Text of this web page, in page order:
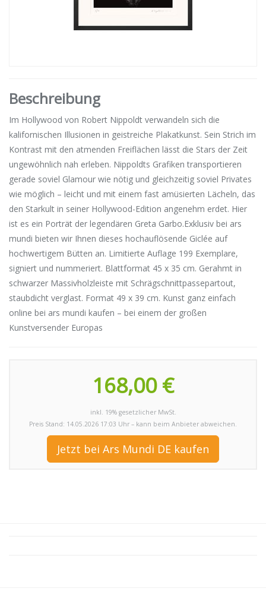
Beschreibung
Im Hollywood von Robert Nippoldt verwandeln sich die
kalifornischen Illusionen in geistreiche Plakatkunst. Sein Strich im
Kontrast mit den atmenden Freiflächen lässt die Stars der Zeit
ungewöhnlich nah erleben. Nippoldts Grafiken transportieren
gerade soviel Glamour wie nötig und gleichzeitig soviel Privates
wie möglich – leicht und mit einem fast amüsierten Lächeln, das
den Starkult in seiner Hollywood-Edition angenehm erdet. Hier
ist es ein Porträt der legendären Greta Garbo.Exklusiv bei ars
mundi bieten wir Ihnen dieses hochauflösende Giclée auf
hochwertigem Bütten an. Limitierte Auflage 199 Exemplare,
signiert und nummeriert. Blattformat 45 x 35 cm. Gerahmt in
schwarzer Massivholzleiste mit Schrägschnittpassepartout,
staubdicht verglast. Format 49 x 39 cm. Kunst ganz einfach
online bei ars mundi kaufen – bei einem der großen
Kunstversender Europas
168,00 €
inkl. 19% gesetzlicher MwSt.
Preis Stand: 14.05.2026 17:03 Uhr – kann beim Anbieter abweichen.
Jetzt bei Ars Mundi DE kaufen